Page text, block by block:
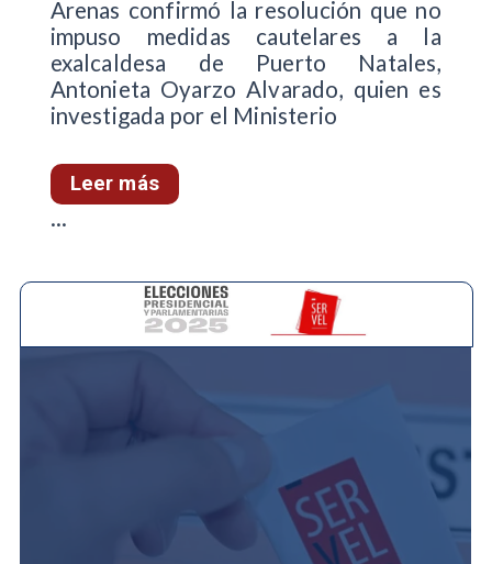
Arenas confirmó la resolución que no
impuso medidas cautelares a la
exalcaldesa de Puerto Natales,
Antonieta Oyarzo Alvarado, quien es
investigada por el Ministerio
Leer más
...